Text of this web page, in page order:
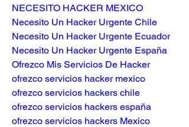
NECESITO HACKER MEXICO
Necesito Un Hacker Urgente Chile
Necesito Un Hacker Urgente Ecuador
Necesito Un Hacker Urgente España
Ofrezco Mis Servicios De Hacker
ofrezco servicios hacker mexico
ofrezco servicios hackers chile
ofrezco servicios hackers españa
ofrezco servicios hackers Mexico